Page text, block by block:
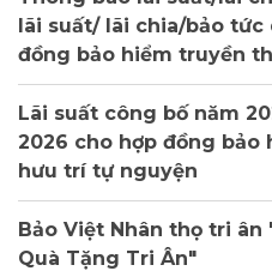
lãi suất/ lãi chia/bảo tức
đồng bảo hiểm truyền
Lãi suất công bố năm
2026 cho hợp đồng bảo
hưu trí tự nguyện
Bảo Việt Nhân thọ tri ân
Quà Tặng Tri Ân"